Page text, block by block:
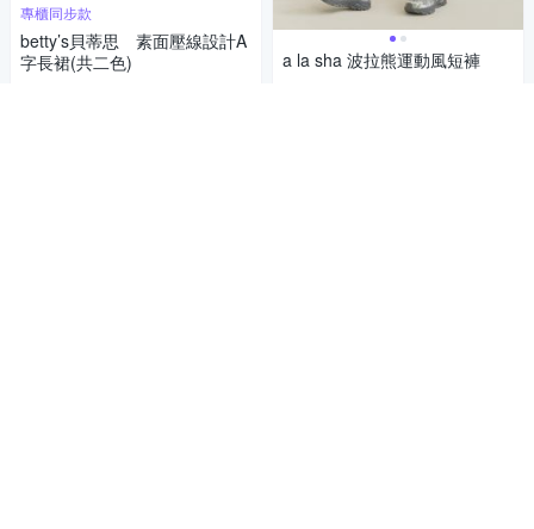
專櫃同步款
betty’s貝蒂思 素面壓線設計A
字長裙(共二色)
a la sha 波拉熊運動風短褲